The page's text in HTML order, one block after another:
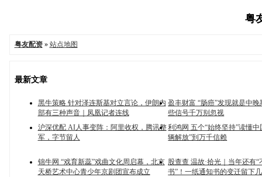
粤
粤友配资» 站点地图
最新文章
黑牛策略 针对泽连斯基对立言论，伊朗内
部有三种声音｜凤凰记者连线
盈丰财富 “肠癌”发现就是中
些信号千万别忽视
沪深优配 AI人事变阵：阿里收权，腾讯整
军，字节留人
利鸿网 五个“始终坚持”读懂中
辆解放”到万千信赖
锦牛网 “戏育新蕊”戏曲文化周启幕，北京
天桥艺术中心青少年京剧团宣布成立
股查查 温故·拾光｜当年还有“
书”！一纸通知书的变迁留下